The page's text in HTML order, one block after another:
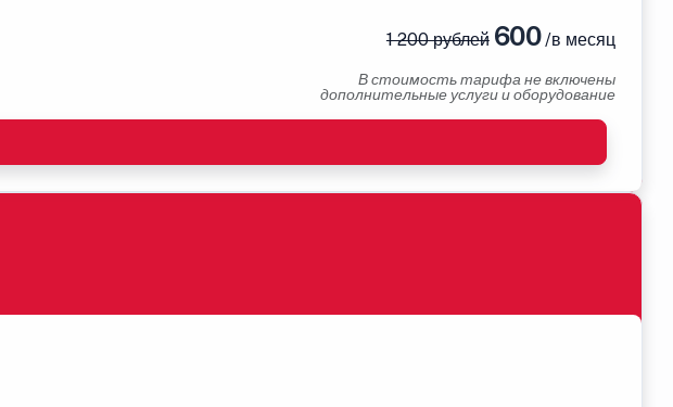
1 200 рублей600/в месяц
В стоимость тарифа не включены
дополнительные услуги и оборудование